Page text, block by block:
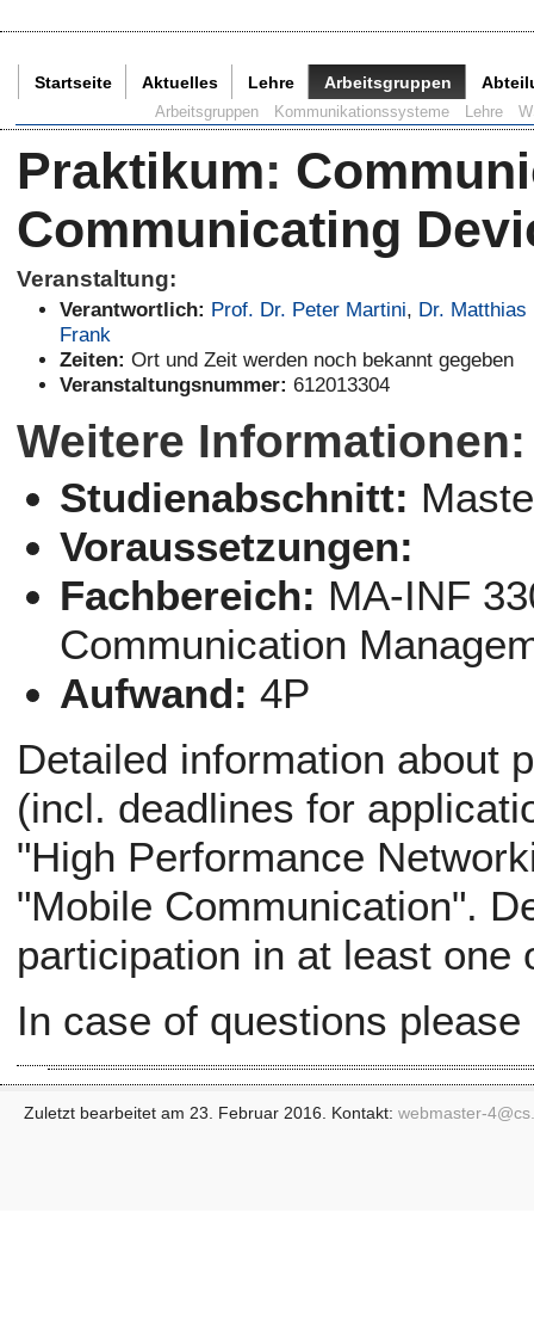
Startseite Aktuelles Lehre Arbeitsgruppen
Arbeitsgruppen Kommunikationssysteme Lehre
Praktikum:
Communicating
Veranstaltung:
Verantwortlich: Prof. Dr. Peter Martini, Dr. Matthias
Frank
Zeiten: Ort und Zeit werden noch bekannt gegeben
Veranstaltungsnummer: 612013304
Weitere Informationen:
Studienabschnitt:
Voraussetzungen:
Fachbereich: MA-INF
Communication
Aufwand: 4P
Detailed information about
(incl. deadlines for
"High Performance
"Mobile Communication".
participation in at least one
In case of questions
Zuletzt bearbeitet am 23. Februar 2016. Kontakt: webmaster-4@